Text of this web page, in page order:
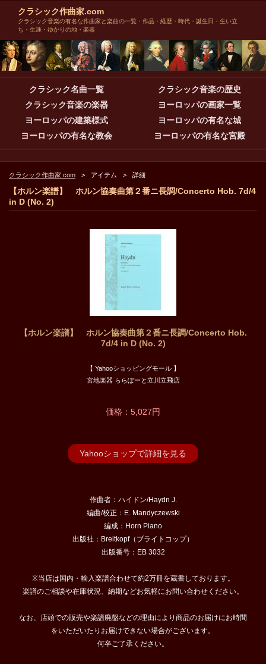
クラシック作曲家.com
クラシック音楽の有名な作曲家と楽曲の一覧・作品・経歴・時代・誕生日・生い立
ち・生涯・ゆかりの地・楽器
クラシック名曲一覧
クラシック音楽の歴史
クラシック音楽の楽器
ヨーロッパの画家一覧
ヨーロッパの建築様式
ヨーロッパの有名な城
ヨーロッパの有名な教会
ヨーロッパの有名な宮殿
クラシック作曲家.com アイテム 詳細
【ホルン楽譜】 ホルン協奏曲第２番ニ長調/Concerto Hob. 7d/4
in D (No. 2)
【ホルン楽譜】 ホルン協奏曲第２番ニ長調/Concerto Hob.
7d/4 in D (No. 2)
【 Yahooショッピングモール 】
宮地楽器 ららぽーと立川立飛店
価格：5,027円
Yahooショップで詳細を見る
作曲者：ハイドン/Haydn J.
編曲/校正：E. Mandyczewski
編成：Horn Piano
出版社：Breitkopf（ブライトコップ）
出版番号：EB 3032
※当店は国内・輸入楽譜合わせて約2万冊を蔵書しております。
楽譜のご相談や在庫状況、納期などお気軽にお問い合わせください。
なお、店頭での販売や楽譜廃盤などの理由により商品のお届けにお時間
をいただいたりお届けできない場合がございます。
何卒ご了承ください。